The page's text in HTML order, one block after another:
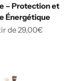
– Protection et
Énergétique
vente
de 29,00€